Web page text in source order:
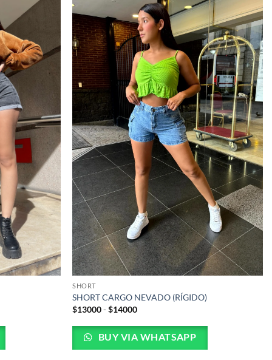
SHORT
SHORT CARGO NEVADO (RÍGIDO)
$13000-$14000Rango
precios:
desde
$13000
hasta
BUY VIA WHATSAPP